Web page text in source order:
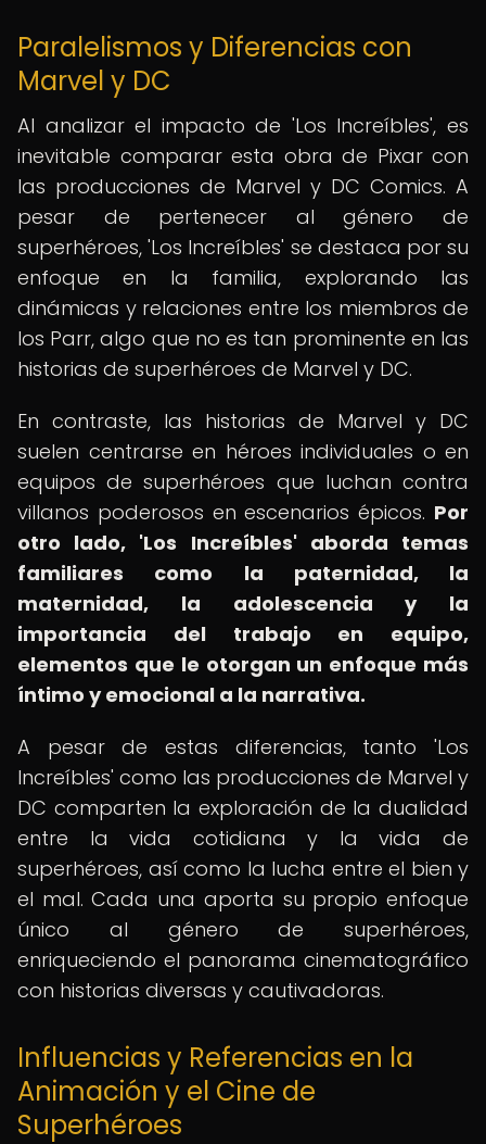
Paralelismos y Diferencias con
Marvel y DC
Al analizar el impacto de 'Los Increíbles', es
inevitable comparar esta obra de Pixar con
las producciones de Marvel y DC Comics. A
pesar de pertenecer al género de
superhéroes, 'Los Increíbles' se destaca por su
enfoque en la familia, explorando las
dinámicas y relaciones entre los miembros de
los Parr, algo que no es tan prominente en las
historias de superhéroes de Marvel y DC.
En contraste, las historias de Marvel y DC
suelen centrarse en héroes individuales o en
equipos de superhéroes que luchan contra
villanos poderosos en escenarios épicos. Por
otro lado, 'Los Increíbles' aborda temas
familiares como la paternidad, la
maternidad, la adolescencia y la
importancia del trabajo en equipo,
elementos que le otorgan un enfoque más
íntimo y emocional a la narrativa.
A pesar de estas diferencias, tanto 'Los
Increíbles' como las producciones de Marvel y
DC comparten la exploración de la dualidad
entre la vida cotidiana y la vida de
superhéroes, así como la lucha entre el bien y
el mal. Cada una aporta su propio enfoque
único al género de superhéroes,
enriqueciendo el panorama cinematográfico
con historias diversas y cautivadoras.
Influencias y Referencias en la
Animación y el Cine de
Superhéroes